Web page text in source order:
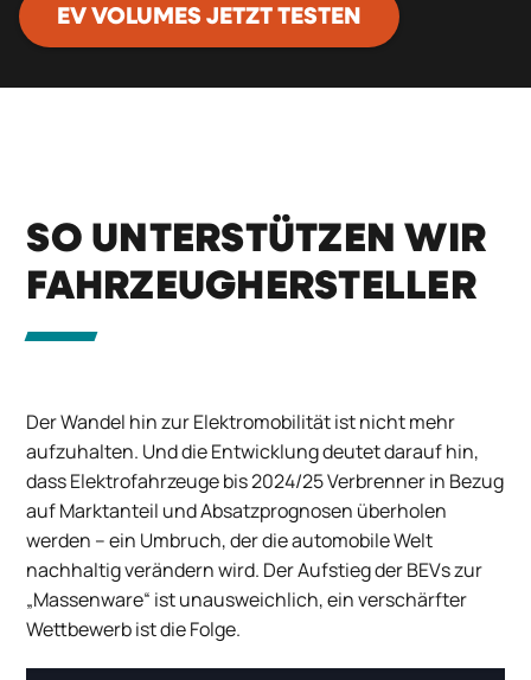
EV VOLUMES JETZT TESTEN
SO UNTERSTÜTZEN WIR
FAHRZEUGHERSTELLER
Der Wandel hin zur Elektromobilität ist nicht mehr
aufzuhalten. Und die Entwicklung deutet darauf hin,
dass Elektrofahrzeuge bis 2024/25 Verbrenner in Bezug
auf Marktanteil und Absatzprognosen überholen
werden – ein Umbruch, der die automobile Welt
nachhaltig verändern wird. Der Aufstieg der BEVs zur
„Massenware“ ist unausweichlich, ein verschärfter
Wettbewerb ist die Folge.